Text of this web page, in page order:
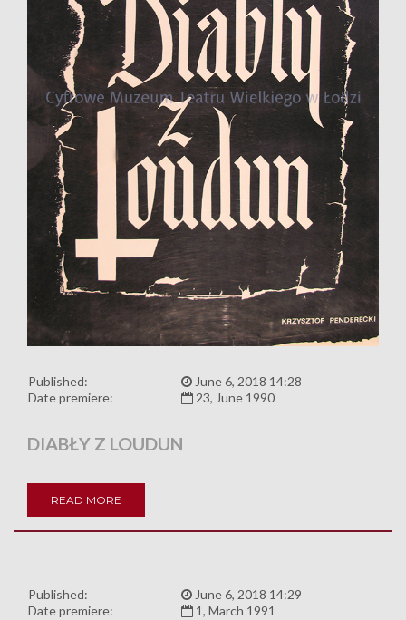
Published:
June 6, 2018 14:28
Date premiere:
23, June 1990
DIABŁY Z LOUDUN
READ MORE
Published:
June 6, 2018 14:29
Date premiere:
1, March 1991